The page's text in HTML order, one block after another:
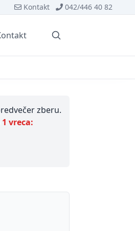
Kontakt 042/446 40 82
Vyhľadávanie
zberu.
vreca: